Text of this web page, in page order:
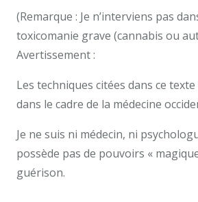
(Remarque : Je n’interviens pas
toxicomanie grave (cannabis ou
Avertissement :
Les techniques citées dans ce
dans le cadre de la médecine
Je ne suis ni médecin, ni
possède pas de pouvoirs «
guérison.